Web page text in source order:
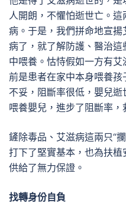
人開朗，不懼怕逝世亡。
病。于是，我們拼命地宣
病了，就了解防護、醫治
中喂養。怙恃假如一方有
前是患者在家中本身喂養
不妥，阻斷率很低，嬰兒
喂養嬰兒，進步了阻斷率，
鏟除毒品、艾滋病這兩只“
打下了堅實基本，也為扶
供給了無力保證。
找轉身份自負